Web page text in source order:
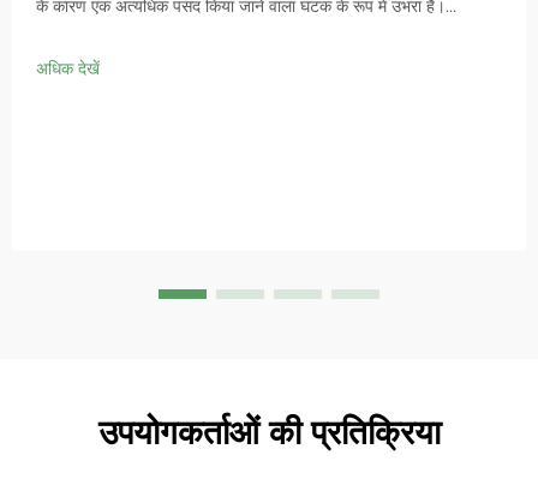
के कारण एक अत्यधिक पसंद किया जाने वाला घटक के रूप में उभरा है।
अधिक देखें
उपयोगकर्ताओं की प्रतिक्रिया